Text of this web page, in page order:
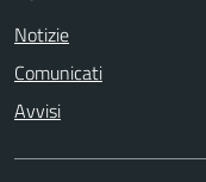
Notizie
Comunicati
Avvisi